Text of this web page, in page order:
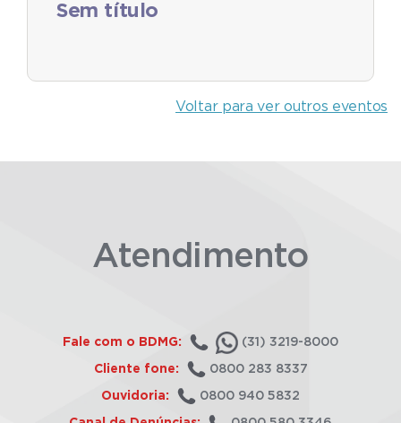
Sem título
Voltar para ver outros eventos
Atendimento
Fale com o BDMG: (31) 3219-8000
Cliente fone: 0800 283 8337
Ouvidoria: 0800 940 5832